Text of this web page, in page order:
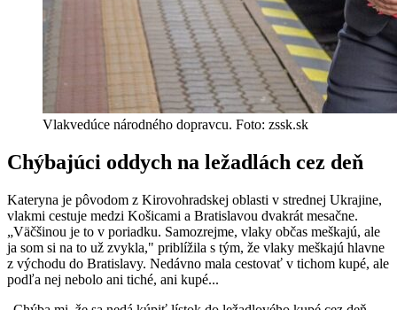
Vlakvedúce národného dopravcu. Foto: zssk.sk
Chýbajúci oddych na ležadlách cez deň
Kateryna je pôvodom z Kirovohradskej oblasti v strednej Ukrajine,
vlakmi cestuje medzi Košicami a Bratislavou dvakrát mesačne.
„Väčšinou je to v poriadku. Samozrejme, vlaky občas meškajú, ale
ja som si na to už zvykla," priblížila s tým, že vlaky meškajú hlavne
z východu do Bratislavy. Nedávno mala cestovať v tichom kupé, ale
podľa nej nebolo ani tiché, ani kupé...